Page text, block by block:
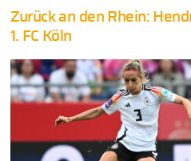
Zurück an den Rhein:
1. FC Köln